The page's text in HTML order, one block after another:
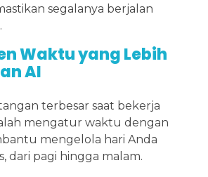
segalanya berjalan
Waktu yang Lebih
AI
terbesar saat bekerja
mengatur waktu dengan
mengelola hari Anda
dari pagi hingga malam.